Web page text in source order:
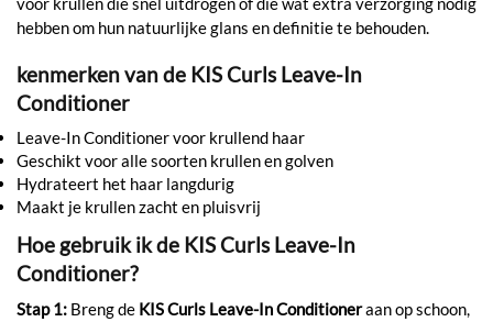
hebben om hun natuurlijke glans en definitie te behouden.
kenmerken van de KIS Curls Leave-In
Conditioner
Leave-In Conditioner voor krullend haar
Geschikt voor alle soorten krullen en golven
Hydrateert het haar langdurig
Maakt je krullen zacht en pluisvrij
Hoe gebruik ik de KIS Curls Leave-In
Conditioner?
Stap 1: Breng de KIS Curls Leave-In Conditioneraan op schoon,